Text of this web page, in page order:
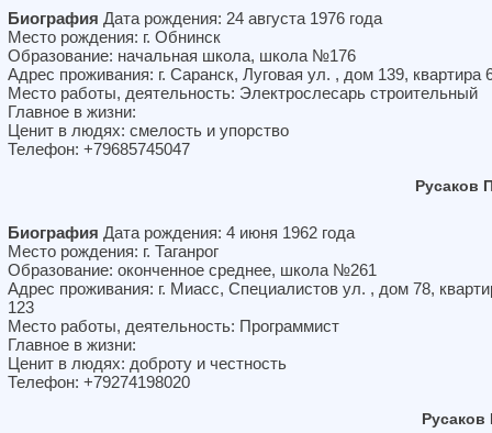
Биография Дата рождения: 24 августа 1976 года
Место рождения: г. Обнинск
Образование: начальная школа, школа №176
Адрес проживания: г. Саранск, Луговая ул. , дом 139, квартира
Место работы, деятельность: Электрослесарь строительный
Главное в жизни:
Ценит в людях: смелость и упорство
Телефон: +79685745047
Русаков
Биография Дата рождения: 4 июня 1962 года
Место рождения: г. Таганрог
Образование: оконченное среднее, школа №261
Адрес проживания: г. Миасс, Специалистов ул. , дом 78,
123
Место работы, деятельность: Программист
Главное в жизни:
Ценит в людях: доброту и честность
Телефон: +79274198020
Русаков